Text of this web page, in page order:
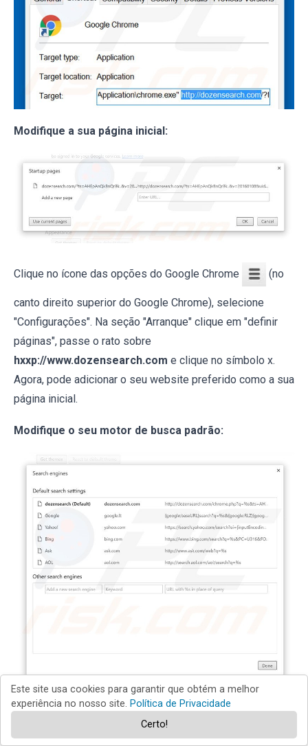
Modifique a sua página inicial:
Clique no ícone das opções do Google Chrome (no
canto direito superior do Google Chrome), selecione
"Configurações". Na seção "Arranque" clique em "definir
páginas", passe o rato sobre
hxxp://www.dozensearch.com e clique no símbolo x.
Agora, pode adicionar o seu website preferido como a sua
página inicial.
Modifique o seu motor de busca padrão:
Para modificar o seu motor de busca padrão no Google
Chrome: Clique no ícone de opções ícone Google Chrome
Este site usa cookies para garantir que obtém a melhor
experiência no nosso site. Política de Privacidade
Certo!